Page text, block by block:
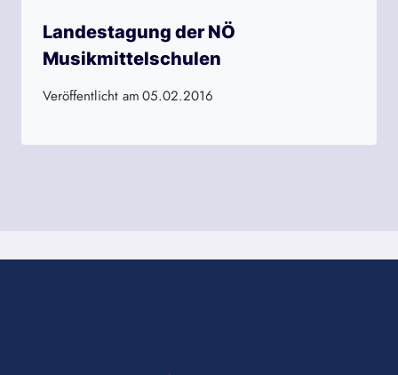
Landestagung der NÖ
Musikmittelschulen
Veröffentlicht am05.02.2016